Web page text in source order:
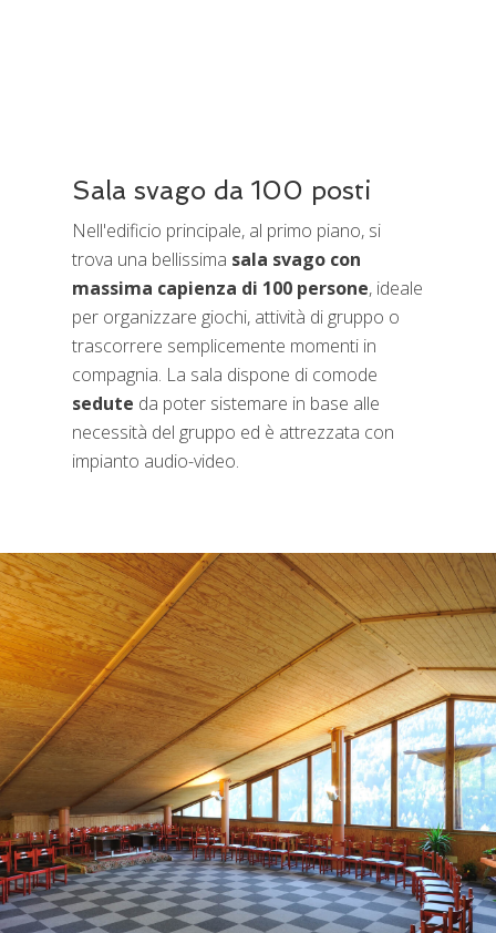
Sala svago da 100 posti
Nell'edificio principale, al primo piano, si
trova una bellissima sala svago con
massima capienza di 100 persone, ideale
per organizzare giochi, attività di gruppo o
trascorrere semplicemente momenti in
compagnia. La sala dispone di comode
sedute da poter sistemare in base alle
necessità del gruppo ed è attrezzata con